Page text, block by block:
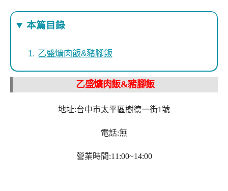
本篇目錄
乙盛爌肉飯&豬腳飯
乙盛爌肉飯&豬腳飯
地址:台中市太平區樹德一街1號
電話:無
營業時間:11:00~14:00